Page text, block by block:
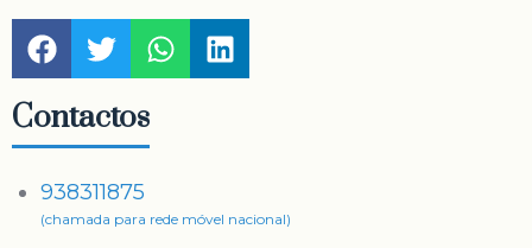
Contactos
938311875
(chamada para rede móvel nacional)